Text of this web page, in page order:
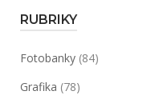
RUBRIKY
Fotobanky (84)
Grafika (78)